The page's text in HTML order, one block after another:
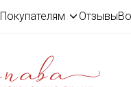
Покупателям Отзывы